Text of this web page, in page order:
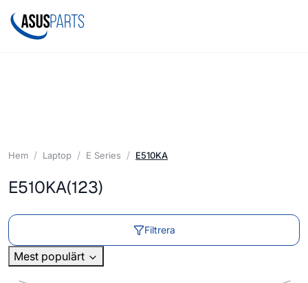
Hem Laptop E Series E510KA
E510KA(123)
Filtrera
Mest populärt